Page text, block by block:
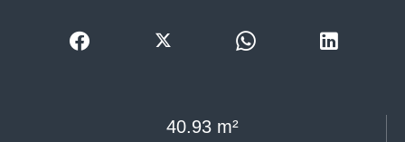
40.93 m²